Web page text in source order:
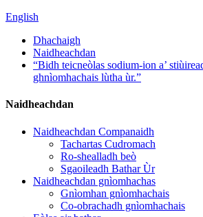
English
Dhachaigh
Naidheachdan
“Bidh teicneòlas sodium-ion a’
ghnìomhachais lùtha ùr.”
Naidheachdan
Naidheachdan Companaidh
Tachartas Cudromach
Ro-shealladh beò
Sgaoileadh Bathar Ùr
Naidheachdan gnìomhachas
Gnìomhan gnìomhachais
Co-obrachadh gnìomhachais